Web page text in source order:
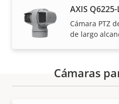
AXIS
Cámara PTZ
de largo
Cámaras
MOSTRAR PRODUCTOS